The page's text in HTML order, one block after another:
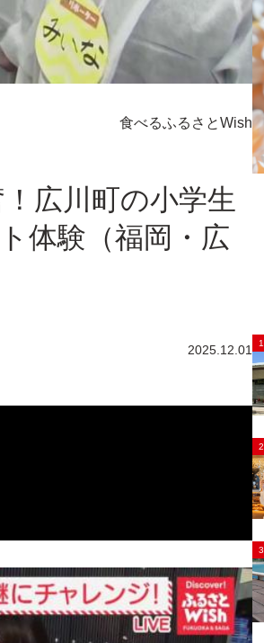
食べるふるさとWish
広川町の小学生
体験（福岡・広
2025.12.01 1
2
3